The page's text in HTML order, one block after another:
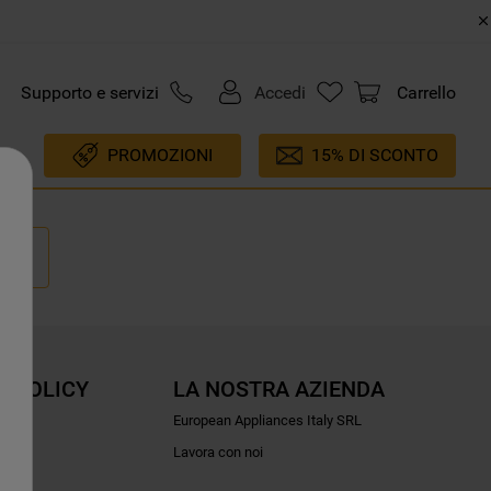
Supporto e servizi Accedi Carrello
PROMOZIONI 15% DI SCONTO
POLICY LA NOSTRA AZIENDA
European Appliances Italy SRL
Lavora con noi